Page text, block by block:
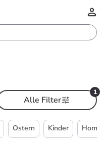
1
Alle Filter
Ostern Kinder